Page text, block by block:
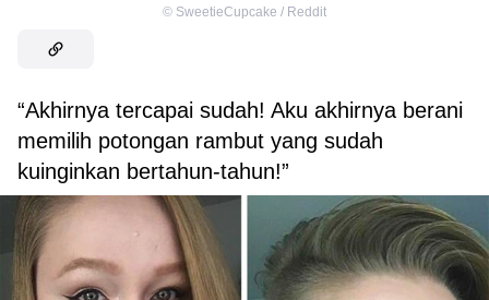
© SweetieCupcake / Reddit
“Akhirnya tercapai sudah! Aku akhirnya berani
memilih potongan rambut yang sudah
kuinginkan bertahun-tahun!”